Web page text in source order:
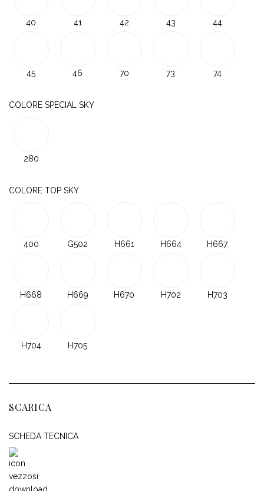
40 41 42 43 44
45 46 70 73 74
COLORE SPECIAL SKY
280
COLORE TOP SKY
400 G502 H661 H664 H667
H668 H669 H670 H702 H703
H704 H705
SCARICA
SCHEDA TECNICA